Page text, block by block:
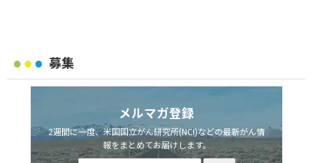
募集
メルマガ登録
2週間に一度、米国国立がん研究所(NCI)などの最新がん情
報をまとめてお届けします。